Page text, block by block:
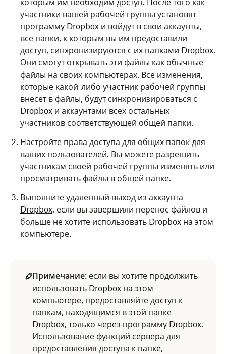
которым им необходим доступ. После того как
участники вашей рабочей группы установят
программу Dropbox и войдут в свои аккаунты,
все папки, к которым вы им предоставили
доступ, синхронизируются с их папками Dropbox.
Они смогут открывать эти файлы как обычные
файлы на своих компьютерах. Все изменения,
которые какой-либо участник рабочей группы
внесет в файлы, будут синхронизироваться с
Dropbox и аккаунтами всех остальных
участников соответствующей общей папки.
Настройте права доступа для общих папок для
ваших пользователей. Вы можете разрешить
участникам своей рабочей группы изменять или
просматривать файлы в общей папке.
Выполните удаленный выход из аккаунта
Dropbox, если вы завершили перенос файлов и
больше не хотите использовать Dropbox на этом
компьютере.
Примечание: если вы хотите продолжить
использовать Dropbox на этом
компьютере, предоставляйте доступ к
папкам, находящимся в этой папке
Dropbox, только через программу Dropbox.
Использование функций сервера для
предоставления доступа к папке,